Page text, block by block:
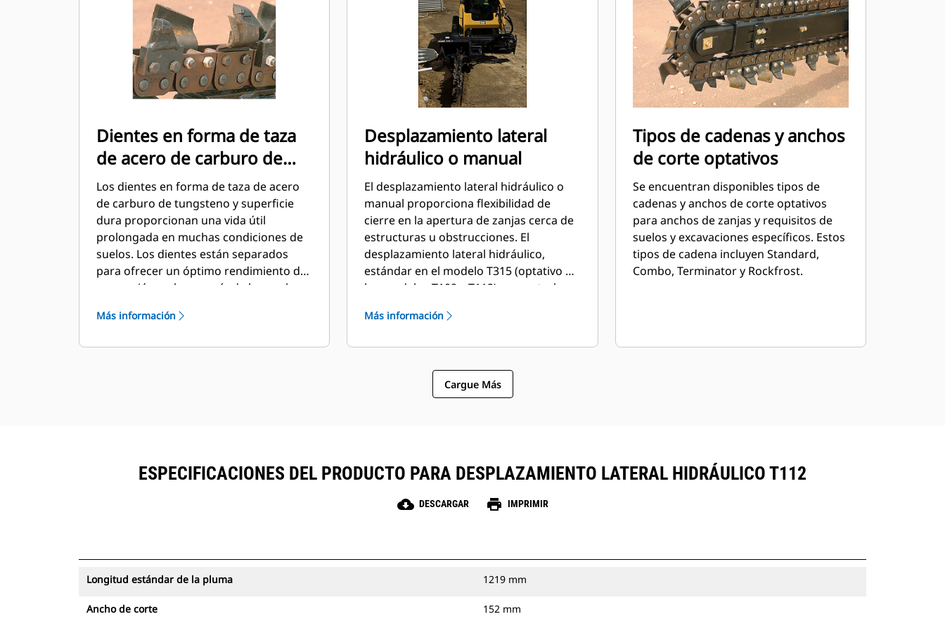
Dientes en forma de taza
de acero de carburo de
tungsteno y superficie
dura
Los dientes en forma de taza de acero
de carburo de tungsteno y superficie
dura proporcionan una vida útil
prolongada en muchas condiciones de
suelos. Los dientes están separados
para ofrecer un óptimo rendimiento de
excavación en la mayoría de los suelos.
Más información
Desplazamiento lateral
hidráulico o manual
El desplazamiento lateral hidráulico o
manual proporciona flexibilidad de
cierre en la apertura de zanjas cerca de
estructuras u obstrucciones. El
desplazamiento lateral hidráulico,
estándar en el modelo T315 (optativo en
los modelos T109 y T112), se controla
través del control selector del circuito
Más información
Tipos de cadenas y anchos
de corte optativos
Se encuentran disponibles tipos de
cadenas y anchos de corte optativos
para anchos de zanjas y requisitos de
suelos y excavaciones específicos. Estos
tipos de cadena incluyen Standard,
Combo, Terminator y Rockfrost.
Cargue Más
ESPECIFICACIONES DEL PRODUCTO PARA DESPLAZAMIENTO LATERAL HIDRÁULICO T112
cloud_download DESCARGAR print IMPRIMIR
Longitud estándar de la pluma 1219 mm
Ancho de corte 152 mm